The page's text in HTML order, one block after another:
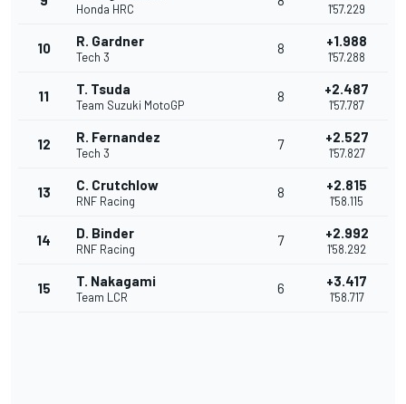
Honda HRC 1'57.229
10 R. Gardner
Tech 3
8 +1.988
1'57.288
11 T. Tsuda
Team Suzuki MotoGP
8 +2.487
1'57.787
12 R. Fernandez
Tech 3
7 +2.527
1'57.827
13 C. Crutchlow
RNF Racing
8 +2.815
1'58.115
14 D. Binder
RNF Racing
7 +2.992
1'58.292
15 T. Nakagami
Team LCR
6 +3.417
1'58.717